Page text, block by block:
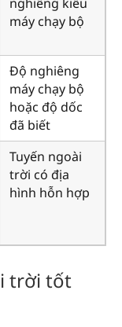
máy chạy bộ
Độ nghiêng
máy chạy bộ
hoặc độ dốc
đã biết
Tuyến ngoài
trời có địa
hình hỗn hợp
trời tốt